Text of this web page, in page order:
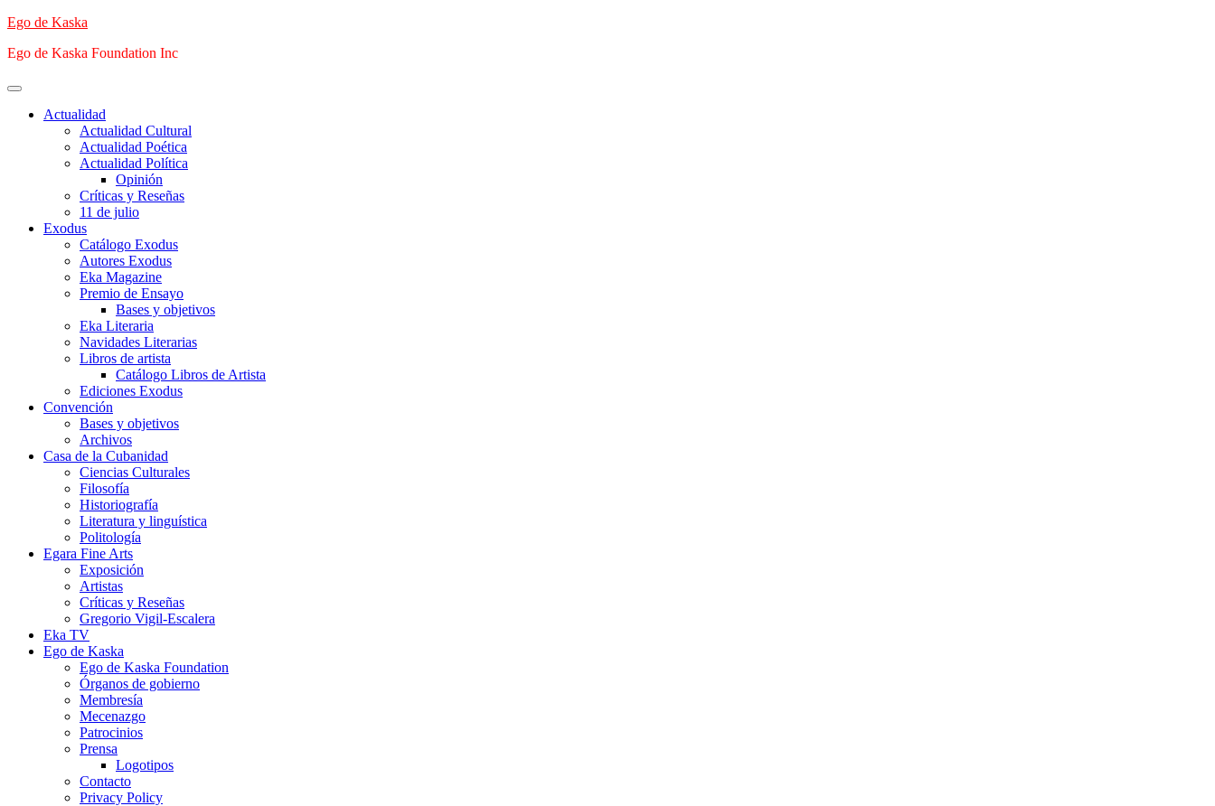
Saltar
contenido
Ego de Kaska
Ego de Kaska Foundation Inc
Menú
principalActualidad
Actualidad Cultural
Actualidad Poética
Actualidad Política
Opinión
Críticas y Reseñas
11 de julio
Exodus
Catálogo Exodus
Autores Exodus
Eka Magazine
Premio de Ensayo
Bases y objetivos
Eka Literaria
Navidades Literarias
Libros de artista
Catálogo Libros de Artista
Ediciones Exodus
Convención
Bases y objetivos
Archivos
Casa de la Cubanidad
Ciencias Culturales
Filosofía
Historiografía
Literatura y linguística
Politología
Egara Fine Arts
Exposición
Artistas
Críticas y Reseñas
Gregorio Vigil-Escalera
Eka TV
Ego de Kaska
Ego de Kaska Foundation
Órganos de gobierno
Membresía
Mecenazgo
Patrocinios
Prensa
Logotipos
Contacto
Privacy Policy